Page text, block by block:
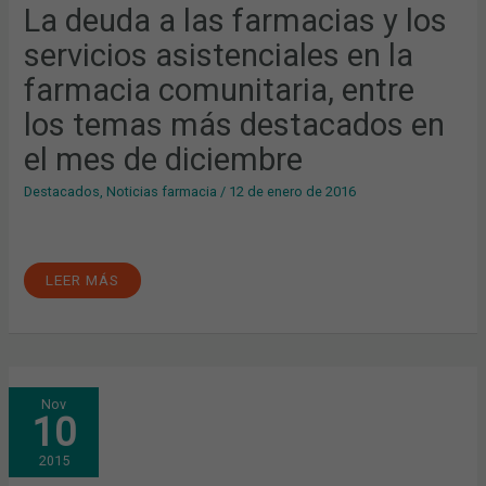
La deuda a las farmacias y los
servicios asistenciales en la
farmacia comunitaria, entre
los temas más destacados en
el mes de diciembre
Destacados, Noticias farmacia / 12 de enero de 2016
ASISTENCIALES
EN
LA
FARMACIA
COMUNITARIA,
LOS
TEMAS
MÁS
DESTACADOS
EN
EL
MES
DE
DICIEMBRE
LEER MÁS
Nov
10
2015
LA
FARMACIA,
PARTE
ACTIVA
DEL
CONSEJO
ASESOR